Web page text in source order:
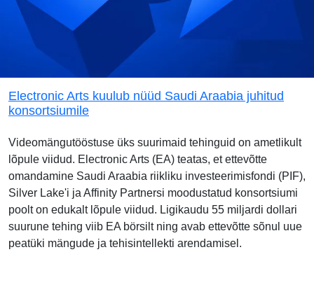
Electronic Arts kuulub nüüd Saudi Araabia juhitud
konsortsiumile
Videomängutööstuse üks suurimaid tehinguid on ametlikult
lõpule viidud. Electronic Arts (EA) teatas, et ettevõtte
omandamine Saudi Araabia riikliku investeerimisfondi (PIF),
Silver Lake'i ja Affinity Partnersi moodustatud konsortsiumi
poolt on edukalt lõpule viidud. Ligikaudu 55 miljardi dollari
suurune tehing viib EA börsilt ning avab ettevõtte sõnul uue
peatüki mängude ja tehisintellekti arendamisel.